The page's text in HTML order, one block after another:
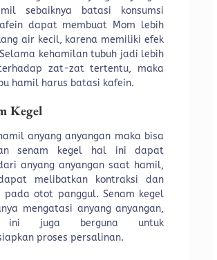
sebaiknya batasi konsumsi
dapat membuat Mom lebih
air kecil, karena memiliki efek
kehamilan tubuh jadi lebih
zat-zat tertentu, maka
hamil harus batasi kafein.
Kegel
anyang anyangan maka bisa
senam kegel hal ini dapat
anyang anyangan saat hamil,
melibatkan kontraksi dan
pada otot panggul. Senam kegel
mengatasi anyang anyangan,
ini juga berguna untuk
proses persalinan.